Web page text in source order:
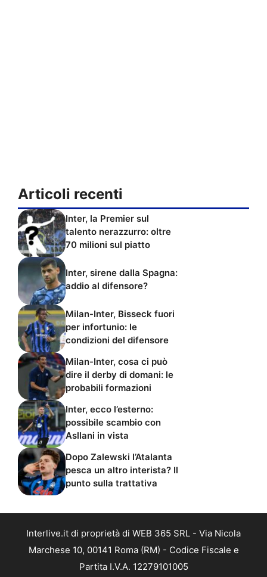
Articoli recenti
Inter, la Premier sul
talento nerazzurro: oltre
70 milioni sul piatto
Inter, sirene dalla Spagna:
addio al difensore?
Milan-Inter, Bisseck fuori
per infortunio: le
condizioni del difensore
Milan-Inter, cosa ci può
dire il derby di domani: le
probabili formazioni
Inter, ecco l’esterno:
possibile scambio con
Asllani in vista
Dopo Zalewski l’Atalanta
pesca un altro interista? Il
punto sulla trattativa
Interlive.it di proprietà di WEB 365 SRL - Via Nicola
Marchese 10, 00141 Roma (RM) - Codice Fiscale e
Partita I.V.A. 12279101005